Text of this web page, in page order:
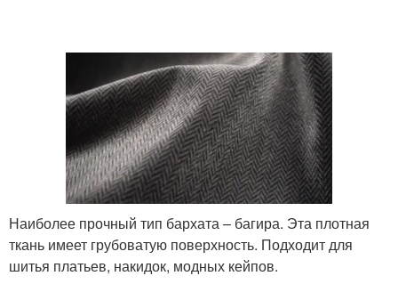
Наиболее прочный тип бархата – багира. Эта плотная
ткань имеет грубоватую поверхность. Подходит для
шитья платьев, накидок, модных кейпов.